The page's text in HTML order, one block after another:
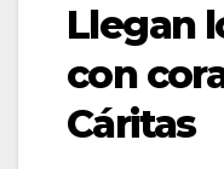
Llegan
con
Cáritas